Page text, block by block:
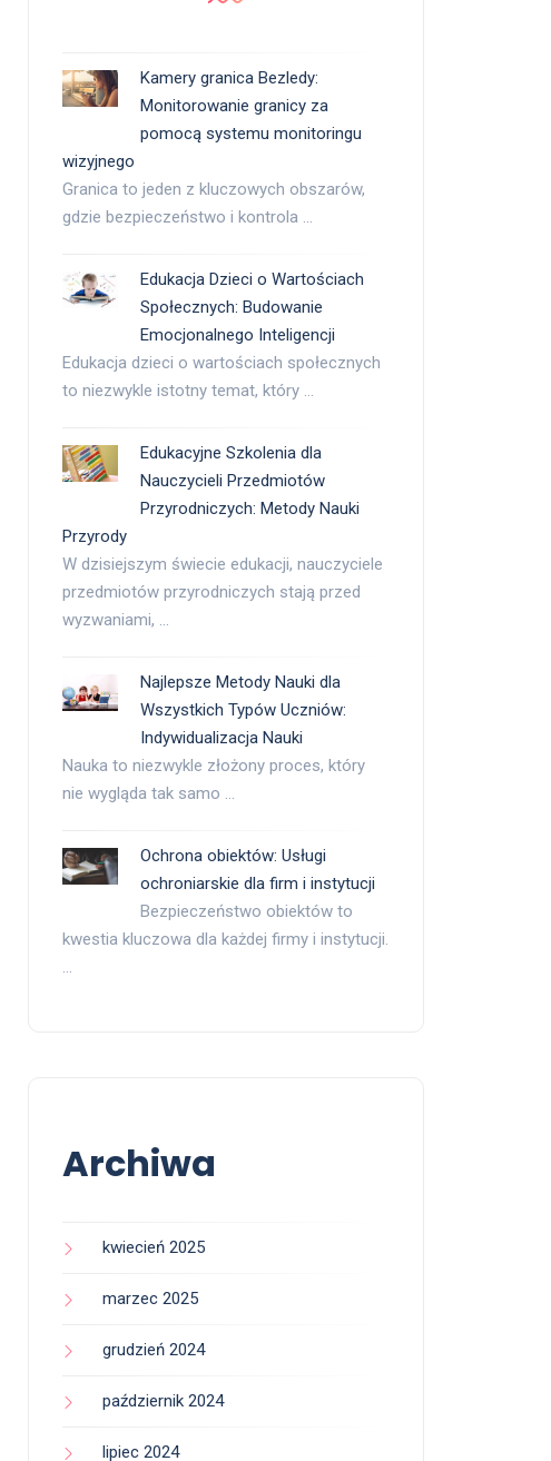
Kamery granica Bezledy:
Monitorowanie granicy za
pomocą systemu monitoringu
wizyjnego
Granica to jeden z kluczowych obszarów,
gdzie bezpieczeństwo i kontrola …
Edukacja Dzieci o Wartościach
Społecznych: Budowanie
Emocjonalnego Inteligencji
Edukacja dzieci o wartościach społecznych
to niezwykle istotny temat, który …
Edukacyjne Szkolenia dla
Nauczycieli Przedmiotów
Przyrodniczych: Metody Nauki
Przyrody
W dzisiejszym świecie edukacji, nauczyciele
przedmiotów przyrodniczych stają przed
wyzwaniami, …
Najlepsze Metody Nauki dla
Wszystkich Typów Uczniów:
Indywidualizacja Nauki
Nauka to niezwykle złożony proces, który
nie wygląda tak samo …
Ochrona obiektów: Usługi
ochroniarskie dla firm i instytucji
Bezpieczeństwo obiektów to
kwestia kluczowa dla każdej firmy i instytucji.
…
Archiwa
kwiecień 2025
marzec 2025
grudzień 2024
październik 2024
lipiec 2024